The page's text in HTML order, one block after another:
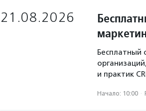
21.08.2026
Бесплатный
и практик
Начало: 10:00 ·